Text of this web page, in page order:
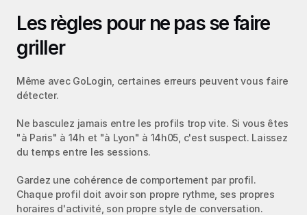
Les règles pour ne pas se faire
griller
Même avec GoLogin, certaines erreurs peuvent vous faire
détecter.
Ne basculez jamais entre les profils trop vite. Si vous êtes
"à Paris" à 14h et "à Lyon" à 14h05, c'est suspect. Laissez
du temps entre les sessions.
Gardez une cohérence de comportement par profil.
Chaque profil doit avoir son propre rythme, ses propres
horaires d'activité, son propre style de conversation.